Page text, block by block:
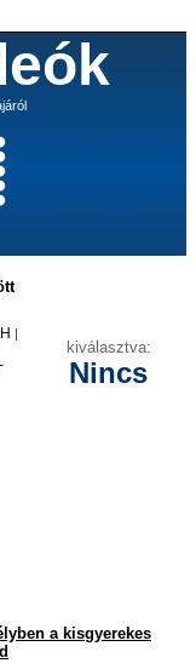
H |
kiválasztva:
Nincs
a kisgyerekes